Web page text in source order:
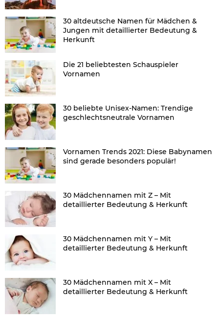
30 altdeutsche Namen für Mädchen &
Jungen mit detaillierter Bedeutung &
Herkunft
Die 21 beliebtesten Schauspieler
Vornamen
30 beliebte Unisex-Namen: Trendige
geschlechtsneutrale Vornamen
Vornamen Trends 2021: Diese Babynamen
sind gerade besonders populär!
30 Mädchennamen mit Z – Mit
detaillierter Bedeutung & Herkunft
30 Mädchennamen mit Y – Mit
detaillierter Bedeutung & Herkunft
30 Mädchennamen mit X – Mit
detaillierter Bedeutung & Herkunft